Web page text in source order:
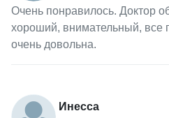
Очень понравилось. Доктор
хороший, внимательный, все
очень довольна.
Инесса